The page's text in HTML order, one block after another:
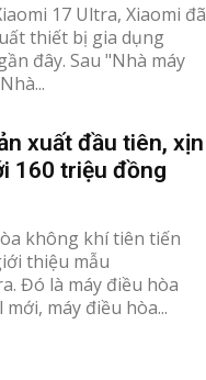
17 Ultra, Xiaomi đã
thiết bị gia dụng
máy
xuất đầu tiên, xịn
160 triệu đồng
không khí tiên tiến
thiệu mẫu
máy điều hòa...